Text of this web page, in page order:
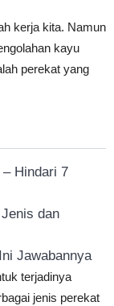
kerja kita. Namun
kayu
perekat yang
– Hindari 7
dan
Jawabannya
terjadinya
jenis perekat